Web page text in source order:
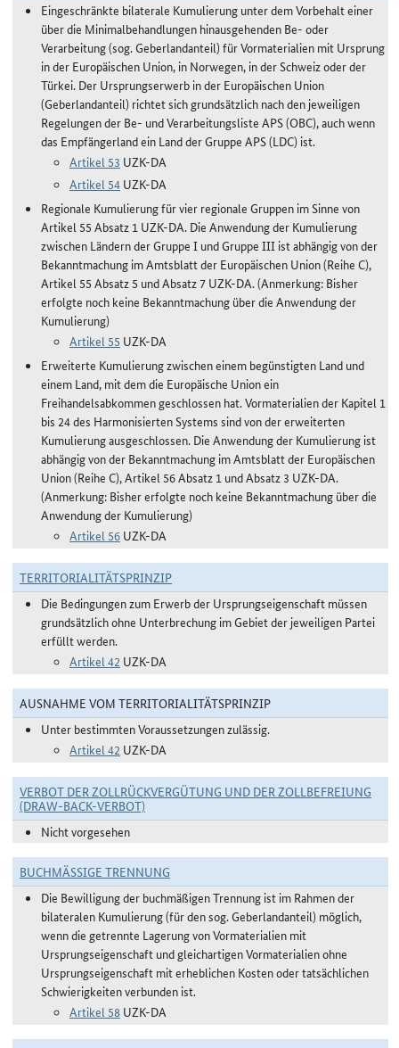
Eingeschränkte bilaterale Kumulierung unter dem Vorbehalt einer
über die Minimalbehandlungen hinausgehenden Be- oder
Verarbeitung (sog. Geberlandanteil) für Vormaterialien mit Ursprung
in der Europäischen Union, in Norwegen, in der Schweiz oder der
Türkei. Der Ursprungserwerb in der Europäischen Union
(Geberlandanteil) richtet sich grundsätzlich nach den jeweiligen
Regelungen der Be- und Verarbeitungsliste APS (OBC), auch wenn
das Empfängerland ein Land der Gruppe APS (LDC) ist.
Artikel 53 UZK-DA
Artikel 54 UZK-DA
Regionale Kumulierung für vier regionale Gruppen im Sinne von
Artikel 55 Absatz 1 UZK-DA. Die Anwendung der Kumulierung
zwischen Ländern der Gruppe I und Gruppe III ist abhängig von der
Bekanntmachung im Amtsblatt der Europäischen Union (Reihe C),
Artikel 55 Absatz 5 und Absatz 7 UZK-DA. (Anmerkung: Bisher
erfolgte noch keine Bekanntmachung über die Anwendung der
Kumulierung)
Artikel 55 UZK-DA
Erweiterte Kumulierung zwischen einem begünstigten Land und
einem Land, mit dem die Europäische Union ein
Freihandelsabkommen geschlossen hat. Vormaterialien der Kapitel 1
bis 24 des Harmonisierten Systems sind von der erweiterten
Kumulierung ausgeschlossen. Die Anwendung der Kumulierung ist
abhängig von der Bekanntmachung im Amtsblatt der Europäischen
Union (Reihe C), Artikel 56 Absatz 1 und Absatz 3 UZK-DA.
(Anmerkung: Bisher erfolgte noch keine Bekanntmachung über die
Anwendung der Kumulierung)
Artikel 56 UZK-DA
TERRITORIALITÄTSPRINZIP
Die Bedingungen zum Erwerb der Ursprungseigenschaft müssen
grundsätzlich ohne Unterbrechung im Gebiet der jeweiligen Partei
erfüllt werden.
Artikel 42 UZK-DA
AUSNAHME VOM TERRITORIALITÄTSPRINZIP
Unter bestimmten Voraussetzungen zulässig.
Artikel 42 UZK-DA
VERBOT DER ZOLLRÜCKVERGÜTUNG UND DER ZOLLBEFREIUNG
(DRAW-BACK-VERBOT)
Nicht vorgesehen
BUCHMÄSSIGE TRENNUNG
Die Bewilligung der buchmäßigen Trennung ist im Rahmen der
bilateralen Kumulierung (für den sog. Geberlandanteil) möglich,
wenn die getrennte Lagerung von Vormaterialien mit
Ursprungseigenschaft und gleichartigen Vormaterialien ohne
Ursprungseigenschaft mit erheblichen Kosten oder tatsächlichen
Schwierigkeiten verbunden ist.
Artikel 58 UZK-DA